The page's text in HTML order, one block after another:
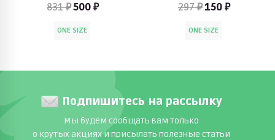
831 ₽500 ₽
ONE SIZE
297 ₽150 ₽
ONE SIZE
Подпишитесь на рассылку
Мы будем сообщать вам только
о крутых акциях и присылать полезные статьи